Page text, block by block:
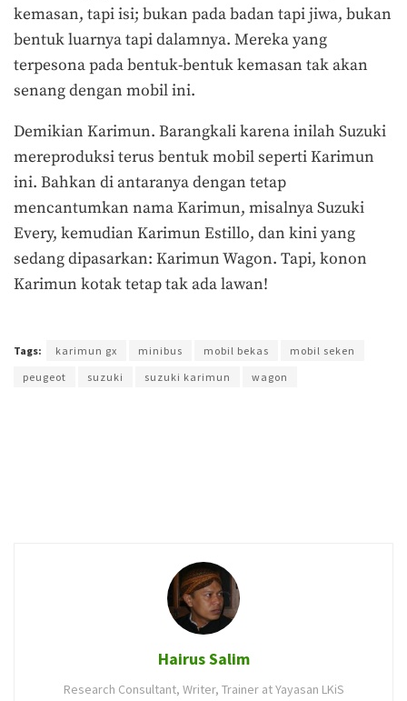
kemasan, tapi isi; bukan pada badan tapi jiwa, bukan
bentuk luarnya tapi dalamnya. Mereka yang
terpesona pada bentuk-bentuk kemasan tak akan
senang dengan mobil ini.
Demikian Karimun. Barangkali karena inilah Suzuki
mereproduksi terus bentuk mobil seperti Karimun
ini. Bahkan di antaranya dengan tetap
mencantumkan nama Karimun, misalnya Suzuki
Every, kemudian Karimun Estillo, dan kini yang
sedang dipasarkan: Karimun Wagon. Tapi, konon
Karimun kotak tetap tak ada lawan!
Tags: karimun gx minibus mobil bekas
mobil seken
peugeot
suzuki suzuki karimun wagon
Hairus Salim
Research Consultant, Writer, Trainer at Yayasan LKiS